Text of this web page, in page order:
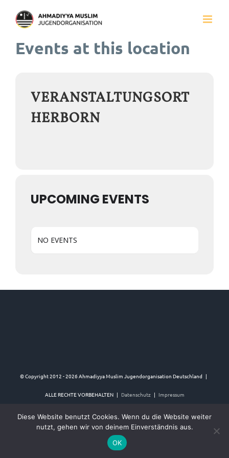
Inhalt
springenEvents at this location
VERANSTALTUNGSORT
HERBORN
UPCOMING EVENTS
NO EVENTS
© Copyright 2012 -2026 Ahmadiyya Muslim Jugendorganisation Deutschland |
ALLE RECHTE VORBEHALTEN | Datenschutz| Impressum
TwitterInstagram
YouTube
Facebook
Diese Website benutzt Cookies. Wenn du die Website weiter
nutzt, gehen wir von deinem Einverständnis aus.
OK